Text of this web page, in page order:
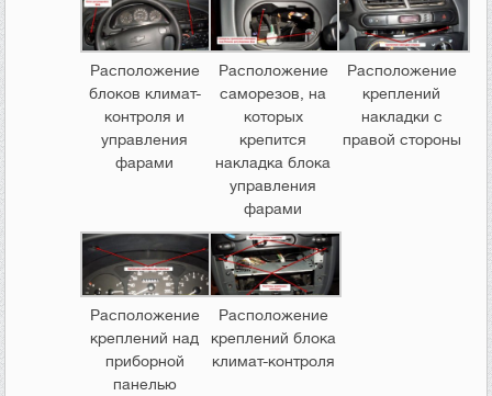
Расположение
блоков климат-
контроля и
управления
фарами
Расположение
саморезов, на
которых
крепится
накладка блока
управления
фарами
Расположение
креплений
накладки с
правой стороны
Расположение
креплений над
приборной
панелью
Расположение
креплений блока
климат-контроля